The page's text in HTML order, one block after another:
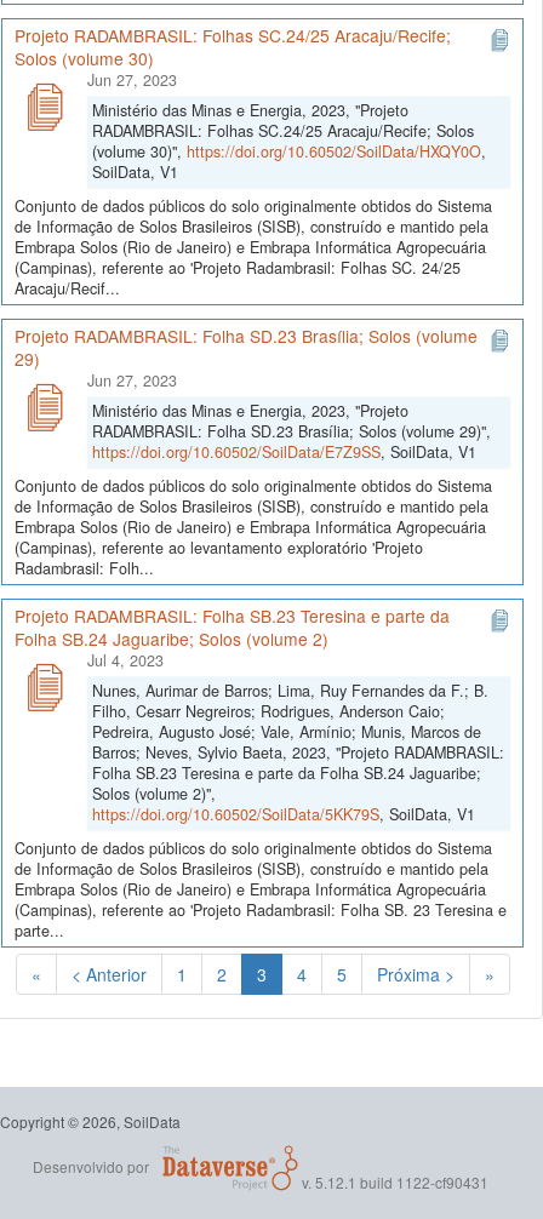
Projeto RADAMBRASIL: Folhas SC.24/25 Aracaju/Recife;
Solos (volume 30)
Jun 27, 2023
Ministério das Minas e Energia, 2023, "Projeto
RADAMBRASIL: Folhas SC.24/25 Aracaju/Recife; Solos
(volume 30)", https://doi.org/10.60502/SoilData/HXQY0O,
SoilData, V1
Conjunto de dados públicos do solo originalmente obtidos do Sistema
de Informação de Solos Brasileiros (SISB), construído e mantido pela
Embrapa Solos (Rio de Janeiro) e Embrapa Informática Agropecuária
(Campinas), referente ao 'Projeto Radambrasil: Folhas SC. 24/25
Aracaju/Recif...
Projeto RADAMBRASIL: Folha SD.23 Brasília; Solos (volume
29)
Jun 27, 2023
Ministério das Minas e Energia, 2023, "Projeto
RADAMBRASIL: Folha SD.23 Brasília; Solos (volume 29)",
https://doi.org/10.60502/SoilData/E7Z9SS, SoilData, V1
Conjunto de dados públicos do solo originalmente obtidos do Sistema
de Informação de Solos Brasileiros (SISB), construído e mantido pela
Embrapa Solos (Rio de Janeiro) e Embrapa Informática Agropecuária
(Campinas), referente ao levantamento exploratório 'Projeto
Radambrasil: Folh...
Projeto RADAMBRASIL: Folha SB.23 Teresina e parte da
Folha SB.24 Jaguaribe; Solos (volume 2)
Jul 4, 2023
Nunes, Aurimar de Barros; Lima, Ruy Fernandes da F.; B.
Filho, Cesarr Negreiros; Rodrigues, Anderson Caio;
Pedreira, Augusto José; Vale, Armínio; Munis, Marcos de
Barros; Neves, Sylvio Baeta, 2023, "Projeto RADAMBRASIL:
Folha SB.23 Teresina e parte da Folha SB.24 Jaguaribe;
Solos (volume 2)",
https://doi.org/10.60502/SoilData/5KK79S, SoilData, V1
Conjunto de dados públicos do solo originalmente obtidos do Sistema
de Informação de Solos Brasileiros (SISB), construído e mantido pela
Embrapa Solos (Rio de Janeiro) e Embrapa Informática Agropecuária
(Campinas), referente ao 'Projeto Radambrasil: Folha SB. 23 Teresina e
parte...
« < Anterior 1 2 3(Atual)
4 5 Próxima > »
Copyright © 2026, SoilData
Desenvolvido por
v. 5.12.1 build 1122-cf90431